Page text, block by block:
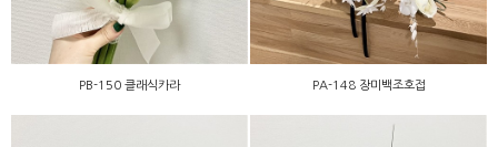
PB-150 클래식카라 PA-148 장미백조호접